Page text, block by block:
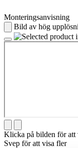
Monteringsanvisning
Bild av hög
Klicka på bilden för att
Svep för att visa fler